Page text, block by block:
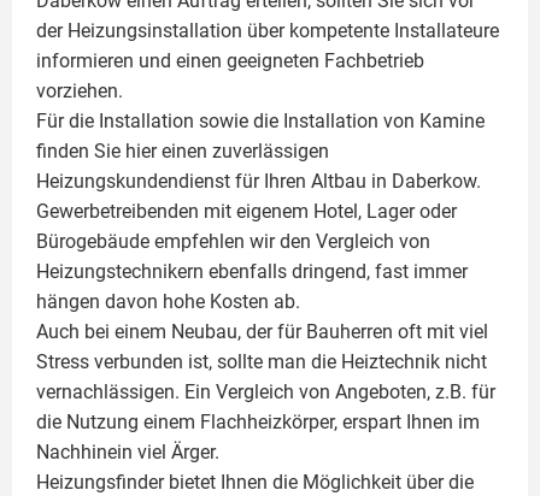
der Heizungsinstallation über kompetente Installateure
informieren und einen geeigneten Fachbetrieb
vorziehen.
Für die Installation sowie die Installation von Kamine
finden Sie hier einen zuverlässigen
Heizungskundendienst für Ihren Altbau in Daberkow.
Gewerbetreibenden mit eigenem Hotel, Lager oder
Bürogebäude empfehlen wir den Vergleich von
Heizungstechnikern ebenfalls dringend, fast immer
hängen davon hohe Kosten ab.
Auch bei einem Neubau, der für Bauherren oft mit viel
Stress verbunden ist, sollte man die Heiztechnik nicht
vernachlässigen. Ein Vergleich von Angeboten, z.B. für
die Nutzung einem Flachheizkörper, erspart Ihnen im
Nachhinein viel Ärger.
Heizungsfinder bietet Ihnen die Möglichkeit über die